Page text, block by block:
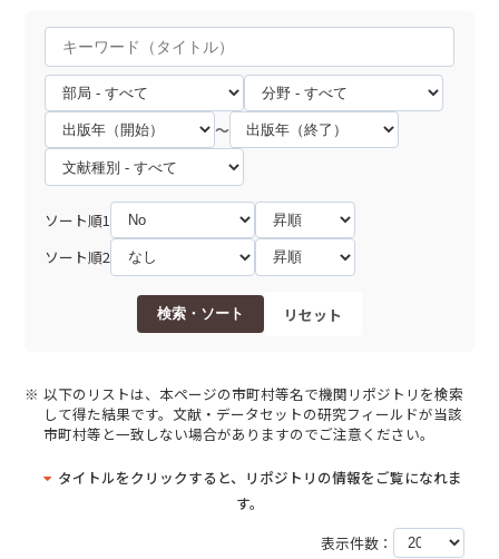
～
ソート順1
ソート順2
検索・ソート リセット
以下のリストは、本ページの市町村等名で機関リポジトリを検索
して得た結果です。文献・データセットの研究フィールドが当該
市町村等と一致しない場合がありますのでご注意ください。
タイトルをクリックすると、リポジトリの情報をご覧になれま
す。
表示件数：